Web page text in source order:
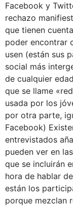
Facebook y
rechazo
que tienen
poder encontrar
usen (están sus
social más
de cualquier
que se llame
usada por los
por otra parte,
Facebook)
entrevistados
pueden ver en
que se incluirán
hora de hablar
están los
porque mezclan